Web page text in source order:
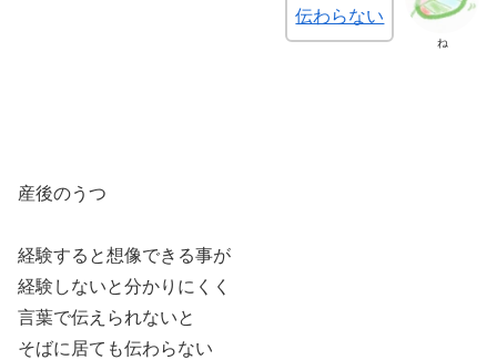
ね
伝わらない
産後のうつ
経験すると想像できる事が
経験しないと分かりにくく
言葉で伝えられないと
そばに居ても伝わらない